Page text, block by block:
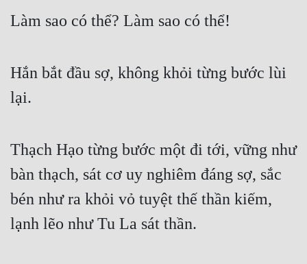
Triều Đấu
Trọng Sinh
Tu Chân
Tội Phạm
Vô Địch
Võ Hiệp
Võng Du
Làm sao có thể? Làm sao có thể!
Hắn bắt đầu sợ, không khỏi từng bước lùi
lại.
Thạch Hạo từng bước một đi tới, vững như
bàn thạch, sát cơ uy nghiêm đáng sợ, sắc
bén như ra khỏi vỏ tuyệt thế thần kiếm,
lạnh lẽo như Tu La sát thần.